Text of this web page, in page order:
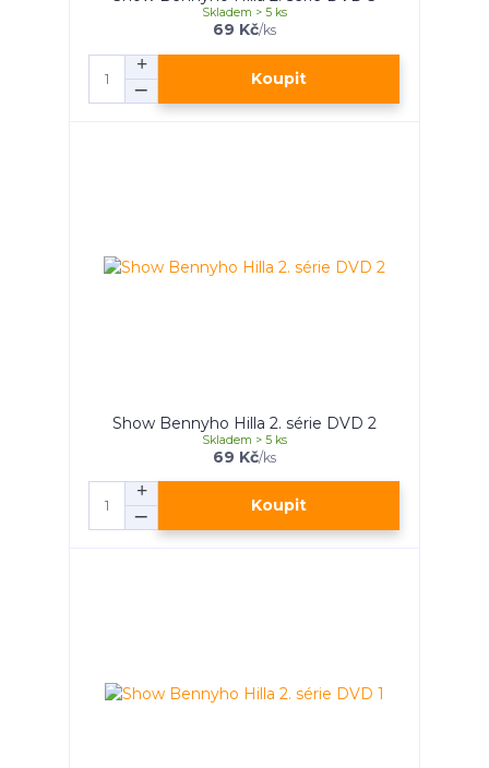
69 Kč/ks
Skladem > 5 ks
Koupit
Show Bennyho Hilla 2. série DVD 2
69 Kč/ks
Skladem > 5 ks
Koupit